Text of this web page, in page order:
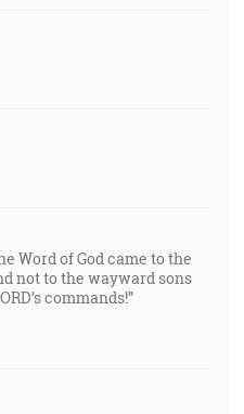
Word of God came to the
not to the wayward sons
commands!”